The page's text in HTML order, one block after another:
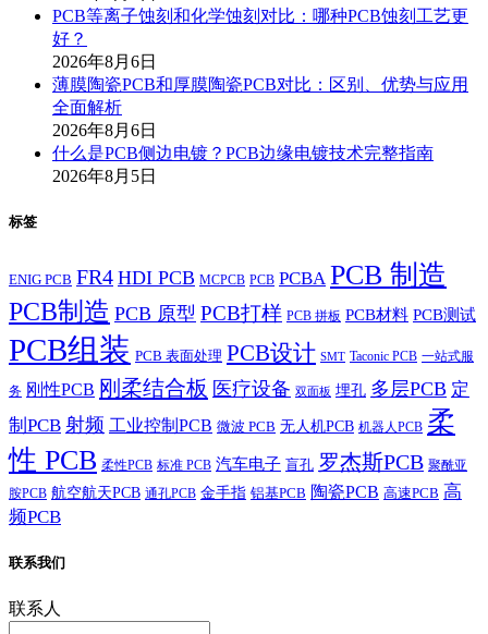
PCB等离子蚀刻和化学蚀刻对比：哪种PCB蚀刻工艺更
好？
2026年8月6日
薄膜陶瓷PCB和厚膜陶瓷PCB对比：区别、优势与应用
全面解析
2026年8月6日
什么是PCB侧边电镀？PCB边缘电镀技术完整指南
2026年8月5日
标签
ENIG PCB FR4 HDI PCB MCPCB PCB PCBA PCB 制造
PCB制造 PCB 原型 PCB打样 PCB 拼板 PCB材料 PCB测试
PCB组装 PCB 表面处理 PCB设计 SMT Taconic PCB 一站式服
务 刚性PCB 刚柔结合板 医疗设备 双面板 埋孔 多层PCB 定
制PCB 射频 工业控制PCB 微波 PCB 无人机PCB 机器人PCB 柔
性 PCB 柔性PCB 标准 PCB 汽车电子 盲孔 罗杰斯PCB 聚酰亚
胺PCB 航空航天PCB 通孔PCB 金手指 铝基PCB 陶瓷PCB 高速PCB 高
频PCB
联系我们
联系人